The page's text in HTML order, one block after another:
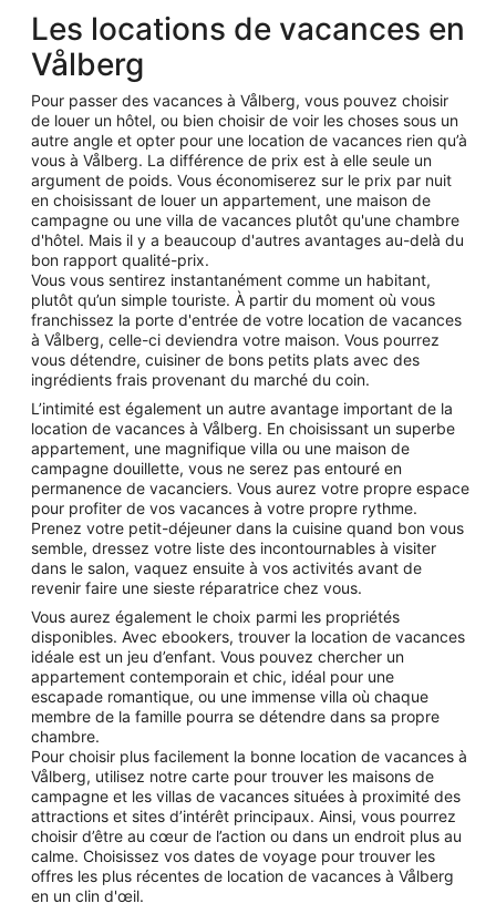
Les locations de vacances en
Vålberg
Pour passer des vacances à Vålberg, vous pouvez choisir
de louer un hôtel, ou bien choisir de voir les choses sous un
autre angle et opter pour une location de vacances rien qu’à
vous à Vålberg. La différence de prix est à elle seule un
argument de poids. Vous économiserez sur le prix par nuit
en choisissant de louer un appartement, une maison de
campagne ou une villa de vacances plutôt qu'une chambre
d'hôtel. Mais il y a beaucoup d'autres avantages au-delà du
bon rapport qualité-prix.
Vous vous sentirez instantanément comme un habitant,
plutôt qu’un simple touriste. À partir du moment où vous
franchissez la porte d'entrée de votre location de vacances
à Vålberg, celle-ci deviendra votre maison. Vous pourrez
vous détendre, cuisiner de bons petits plats avec des
ingrédients frais provenant du marché du coin.
L’intimité est également un autre avantage important de la
location de vacances à Vålberg. En choisissant un superbe
appartement, une magnifique villa ou une maison de
campagne douillette, vous ne serez pas entouré en
permanence de vacanciers. Vous aurez votre propre espace
pour profiter de vos vacances à votre propre rythme.
Prenez votre petit-déjeuner dans la cuisine quand bon vous
semble, dressez votre liste des incontournables à visiter
dans le salon, vaquez ensuite à vos activités avant de
revenir faire une sieste réparatrice chez vous.
Vous aurez également le choix parmi les propriétés
disponibles. Avec ebookers, trouver la location de vacances
idéale est un jeu d’enfant. Vous pouvez chercher un
appartement contemporain et chic, idéal pour une
escapade romantique, ou une immense villa où chaque
membre de la famille pourra se détendre dans sa propre
chambre.
Pour choisir plus facilement la bonne location de vacances à
Vålberg, utilisez notre carte pour trouver les maisons de
campagne et les villas de vacances situées à proximité des
attractions et sites d’intérêt principaux. Ainsi, vous pourrez
choisir d’être au cœur de l’action ou dans un endroit plus au
calme. Choisissez vos dates de voyage pour trouver les
offres les plus récentes de location de vacances à Vålberg
en un clin d'œil.